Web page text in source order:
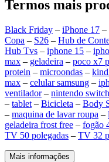
Termos mais
Black Friday – iPhone 17 –
Copa – S26 – Hub de
Hub Tvs – iphone 15 –
max – geladeira – poco x7
protein – microondas –
max – celular samsung –
ventilador– nintendo
– tablet – Bicicleta – Body
– maquina de lavar roupa –
geladeira frost free – fogão
TV 50 polegadas – TV 32
Mais informações